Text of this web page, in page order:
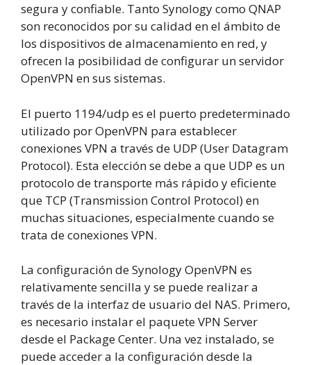
segura y confiable. Tanto Synology como QNAP
son reconocidos por su calidad en el ámbito de
los dispositivos de almacenamiento en red, y
ofrecen la posibilidad de configurar un servidor
OpenVPN en sus sistemas.
El puerto 1194/udp es el puerto predeterminado
utilizado por OpenVPN para establecer
conexiones VPN a través de UDP (User Datagram
Protocol). Esta elección se debe a que UDP es un
protocolo de transporte más rápido y eficiente
que TCP (Transmission Control Protocol) en
muchas situaciones, especialmente cuando se
trata de conexiones VPN.
La configuración de Synology OpenVPN es
relativamente sencilla y se puede realizar a
través de la interfaz de usuario del NAS. Primero,
es necesario instalar el paquete VPN Server
desde el Package Center. Una vez instalado, se
puede acceder a la configuración desde la